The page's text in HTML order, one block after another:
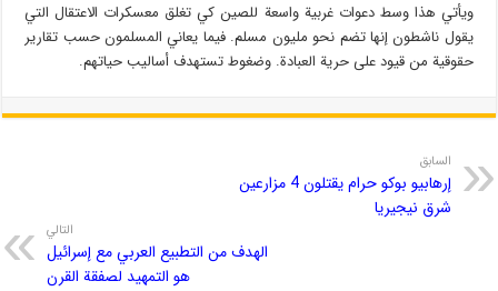
ويأتي هذا وسط دعوات غربية واسعة للصين كي تغلق معسكرات الاعتقال التي
يقول ناشطون إنها تضم نحو مليون مسلم. فيما يعاني المسلمون حسب تقارير
حقوقية من قيود على حرية العبادة. وضغوط تستهدف أساليب حياتهم.
السابق
إرهابيو بوكو حرام يقتلون 4 مزارعين
شرق نيجيريا
التالي
الهدف من التطبیع العربي مع إسرائیل
هو التمهید لصفقة القرن